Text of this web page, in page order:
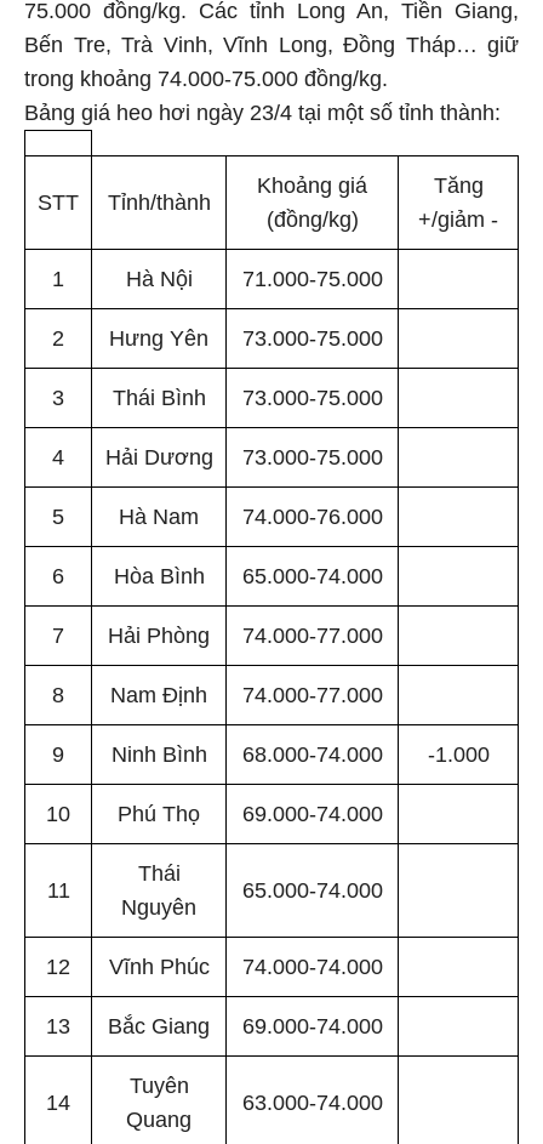
75.000 đồng/kg. Các tỉnh Long An, Tiền Giang,
Bến Tre, Trà Vinh, Vĩnh Long, Đồng Tháp… giữ
trong khoảng 74.000-75.000 đồng/kg.
Bảng giá heo hơi ngày 23/4 tại một số tỉnh thành:
STT Tỉnh/thành
Khoảng giá
(đồng/kg)
Tăng
+/giảm -
1 Hà Nội 71.000-75.000
2 Hưng Yên 73.000-75.000
3 Thái Bình 73.000-75.000
4 Hải Dương 73.000-75.000
5 Hà Nam 74.000-76.000
6 Hòa Bình 65.000-74.000
7 Hải Phòng 74.000-77.000
8 Nam Định 74.000-77.000
9 Ninh Bình 68.000-74.000 -1.000
10 Phú Thọ 69.000-74.000
11
Thái
Nguyên
65.000-74.000
12 Vĩnh Phúc 74.000-74.000
13 Bắc Giang 69.000-74.000
14
Tuyên
Quang
63.000-74.000